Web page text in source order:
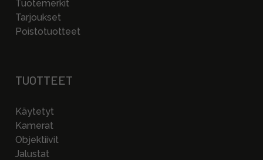
Tuotemerkit
Tarjoukset
Poistotuotteet
TUOTTEET
Käytetyt
Kamerat
Objektiivit
Jalustat